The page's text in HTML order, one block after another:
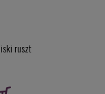
ruszt